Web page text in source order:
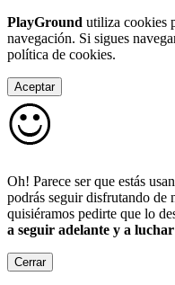
PlayGround utiliza cookies
navegación. Si sigues
política de cookies.
Aceptar
Oh! Parece ser que estás
podrás seguir disfrutando de
quisiéramos pedirte que lo
a seguir adelante y a
Cerrar